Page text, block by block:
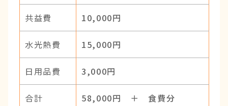
共益費 10,000円
水光熱費 15,000円
日用品費 3,000円
合計 58,000円 ＋ 食費分